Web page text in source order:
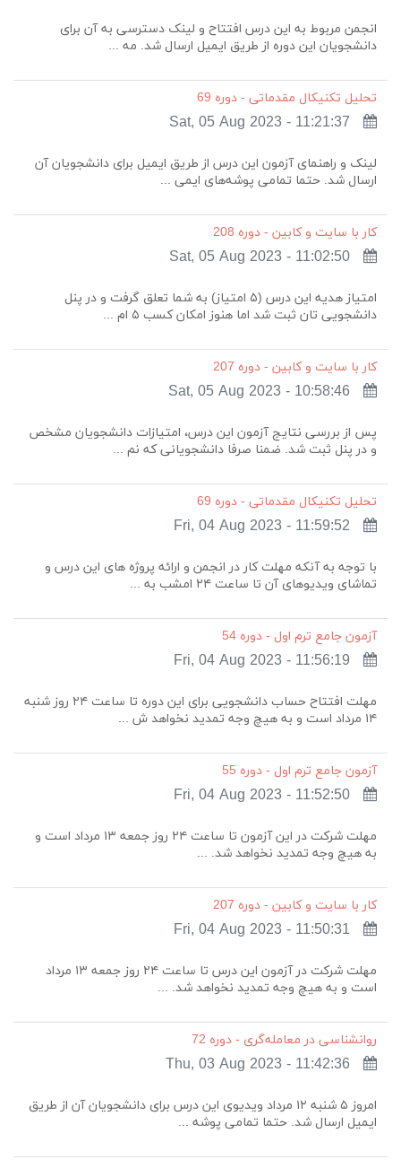
انجمن مربوط به این درس افتتاح و لینک دسترسی به آن برای
دانشجویان این دوره از طریق ایمیل ارسال شد. مه ...
تحلیل تکنیکال مقدماتی - دوره 69
لینک و راهنمای آزمون این درس از طریق ایمیل برای دانشجویان آن
ارسال شد. حتما تمامی پوشه‌های ایمی ...
کار با سایت و کابین - دوره 208
Sat, 05 Aug 2023 - 11:02:50
امتیاز هدیه این درس (۵ امتیاز) به شما تعلق گرفت و در پنل
دانشجویی تان ثبت شد اما هنوز امکان کسب ۵ ام ...
کار با سایت و کابین - دوره 207
پس از بررسی نتایج آزمون این درس، امتیازات دانشجویان مشخص
و در پنل ثبت شد. ضمنا صرفا دانشجویانی که نم ...
تحلیل تکنیکال مقدماتی - دوره 69
با توجه به آنکه مهلت کار در انجمن و ارائه پروژه های این درس و
تماشای ویدیوهای آن تا ساعت ۲۴ امشب به ...
آزمون جامع ترم اول - دوره 54
مهلت افتتاح حساب دانشجویی برای این دوره تا ساعت ۲۴ روز شنبه
۱۴ مرداد است و به هیچ وجه تمدید نخواهد ش ...
آزمون جامع ترم اول - دوره 55
Fri, 04 Aug 2023 - 11:52:50
مهلت شرکت در این آزمون تا ساعت ۲۴ روز جمعه ۱۳ مرداد است و
به هیچ وجه تمدید نخواهد شد. ...
کار با سایت و کابین - دوره 207
مهلت شرکت در آزمون این درس تا ساعت ۲۴ روز جمعه ۱۳ مرداد
است و به هیچ وجه تمدید نخواهد شد. ...
روانشناسی در معامله‌گری - دوره 72
امروز ۵ شنبه ۱۲ مرداد ویدیوی این درس برای دانشجویان آن از طریق
ایمیل ارسال شد. حتما تمامی پوشه‌ ...